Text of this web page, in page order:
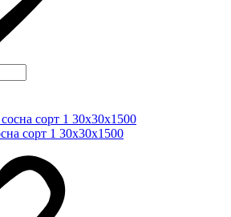
сорт 1 30х30х1500